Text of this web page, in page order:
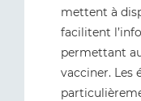
mettent à
facilitent
permettant
vacciner. Les